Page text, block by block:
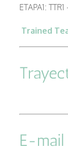
ETAPA1:
Trained
E-mail